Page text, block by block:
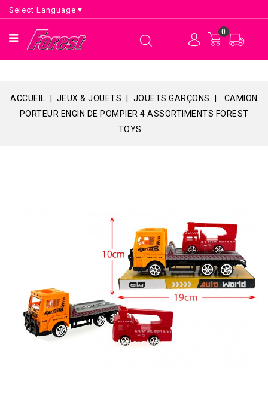
Select Language ▼
0
ACCUEIL JEUX & JOUETS JOUETS GARÇONS
CAMION
PORTEUR ENGIN DE POMPIER 4 ASSORTIMENTS FOREST
TOYS